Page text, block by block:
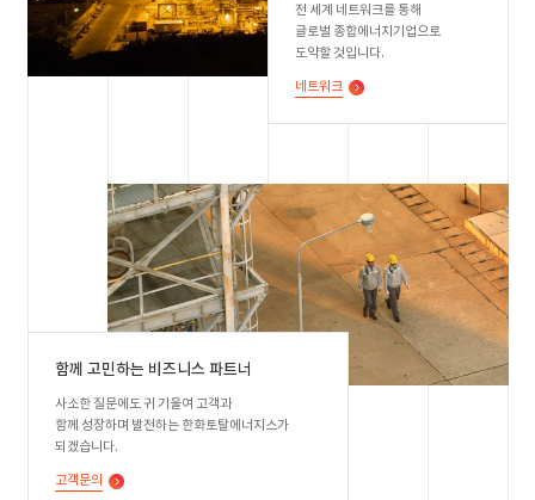
전 세계 네트워크를 통해
글로벌 종합에너지기업으로
도약할 것입니다.
네트워크
함께 고민하는 비즈니스 파트너
사소한 질문에도 귀 기울여 고객과
함께 성장하며 발전하는 한화토탈에너지스가
되겠습니다.
고객문의